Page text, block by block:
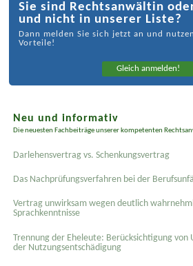
Sie sind Rechtsanwältin
und nicht in unserer Liste?
Dann melden Sie sich jetzt an und
Vorteile!
Gleich anmelden!
Neu und informativ
Die neuesten Fachbeiträge unserer kompetenten
Darlehensvertrag vs. Schenkungsvertrag
Das Nachprüfungsverfahren bei der
Vertrag unwirksam wegen deutlich
Sprachkenntnisse
Trennung der Eheleute: Berücksichtigung von
der Nutzungsentschädigung